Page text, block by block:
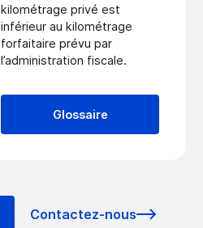
kilométrage privé est
inférieur au kilométrage
forfaitaire prévu par
l’administration fiscale.
Glossaire
Contactez-nous